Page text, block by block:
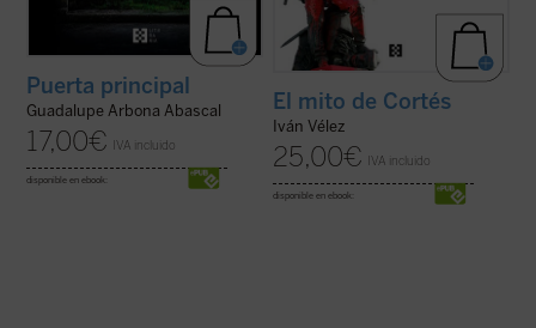
Puerta principal
Guadalupe Arbona Abascal
17,00€ IVA incluido
disponible en ebook:
El mito de Cortés
Iván Vélez
25,00€ IVA incluido
disponible en ebook: